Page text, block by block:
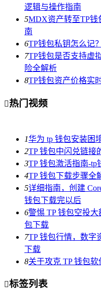
逻辑与操作指南
5MDX资产转至TP钱
南
6TP钱包私钥怎么记
7TP钱包是否支持虚
险全解析
8TP钱包资产价格实
热门视频
1华为 tp 钱包安装困
2TP 钱包中闪兑链接
3TP 钱包激活指南-tp
4TP 钱包下载步骤全
5详细指南，创建
钱包下载完以后
6警惕 TP 钱包空投
包下载
7TP 钱包行情，数字
下载
8关于攻克 TP 钱包
标签列表